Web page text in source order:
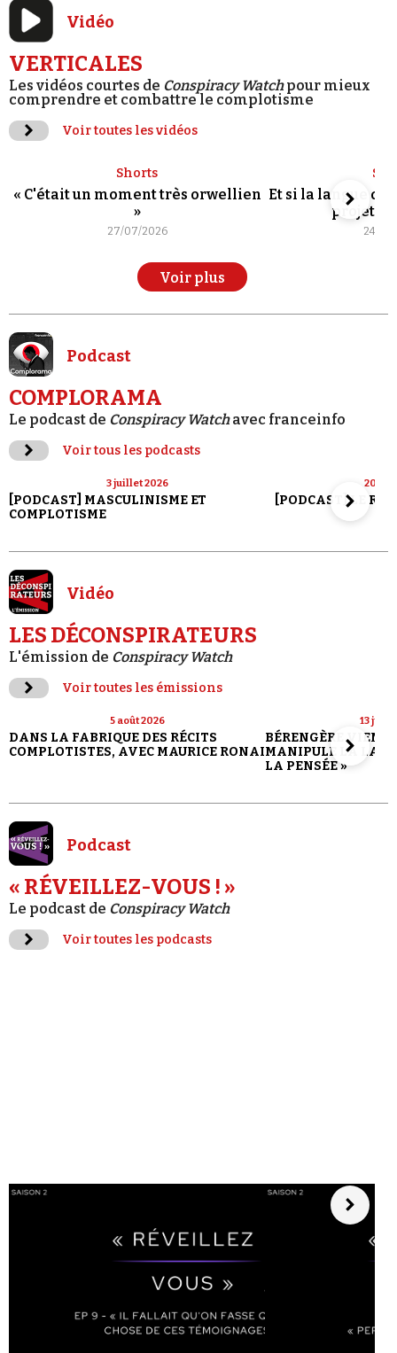
Vidéo
VERTICALES
Les vidéos courtes de Conspiracy Watchpour mieux
comprendre et combattre le complotisme
Voir toutes les vidéos
Shorts
« C'était un moment très orwellien
»
27/07/2026
Et si la langue de
projet
24/
Voir plus
Podcast
COMPLORAMA
Le podcast de Conspiracy Watchavec franceinfo
Voir tous les podcasts
3 juillet 2026
[PODCAST] MASCULINISME ET
COMPLOTISME
20
[PODCAST] LE
Vidéo
LES DÉCONSPIRATEURS
L'émission de Conspiracy Watch
Voir toutes les émissions
5 août 2026
DANS LA FABRIQUE DES RÉCITS
COMPLOTISTES, AVEC MAURICE RONAI
13
BÉRENGÈRE
MANIPULE LA
LA PENSÉE »
Podcast
« RÉVEILLEZ-VOUS ! »
Le podcast de Conspiracy Watch
Voir toutes les podcasts